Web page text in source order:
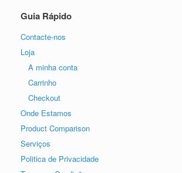
Guia Rápido
Contacte-nos
Loja
A minha conta
Carrinho
Checkout
Onde Estamos
Product Comparison
Serviços
Politica de Privacidade